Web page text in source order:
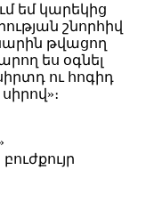
եմ կարեկից
շնորհիվ
թվացող
ես օգնել
ու հոգիդ